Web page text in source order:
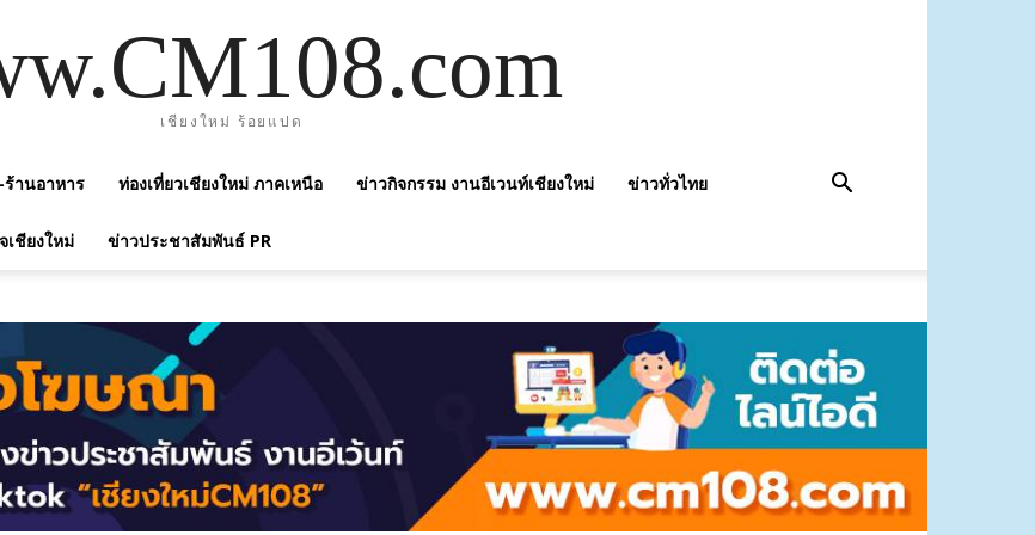
เชียงใหม่ ร้อยแปด
านอาหาร ท่องเที่ยวเชียงใหม่ ภาคเหนือ ข่าวกิจกรรม งานอีเวนท์เชียงใหม่ ข่าวทั่วไทย
เชียงใหม่ ข่าวประชาสัมพันธ์ PR